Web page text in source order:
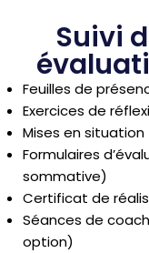
Suivi
Feuilles de
Exercices de
Mises en situation
Formulaires
sommative)
Certificat de
Séances de
option)